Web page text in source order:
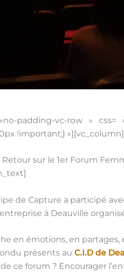
padding-vc-row » css=
!important;}
Retour sur le 1er Forum
de Capture a participé
à Deauville
en émotions, en
présents au C.I.D de
ce forum ? Encourager